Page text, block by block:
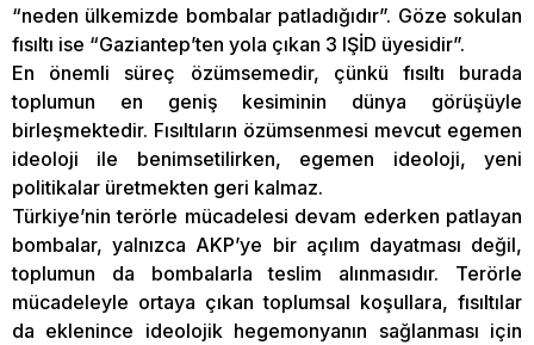
“neden ülkemizde bombalar patladığıdır”. Göze sokulan
fısıltı ise “Gaziantep’ten yola çıkan 3 IŞİD üyesidir”.
En önemli süreç özümsemedir, çünkü fısıltı burada
toplumun en geniş kesiminin dünya görüşüyle
birleşmektedir. Fısıltıların özümsenmesi mevcut egemen
ideoloji ile benimsetilirken, egemen ideoloji, yeni
politikalar üretmekten geri kalmaz.
Türkiye’nin terörle mücadelesi devam ederken patlayan
bombalar, yalnızca AKP’ye bir açılım dayatması değil,
toplumun da bombalarla teslim alınmasıdır. Terörle
mücadeleyle ortaya çıkan toplumsal koşullara, fısıltılar
da eklenince ideolojik hegemonyanın sağlanması için